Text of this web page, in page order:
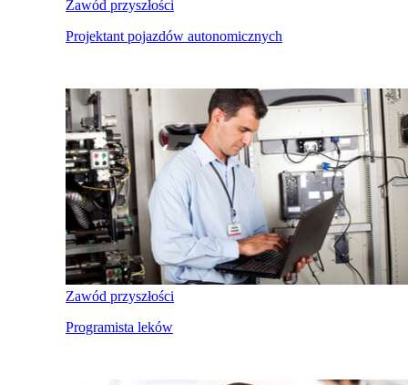
Zawód przyszłości
Projektant pojazdów autonomicznych
Zawód przyszłości
Programista leków